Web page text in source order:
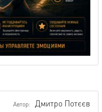
Автор: Дмитро Потєєв